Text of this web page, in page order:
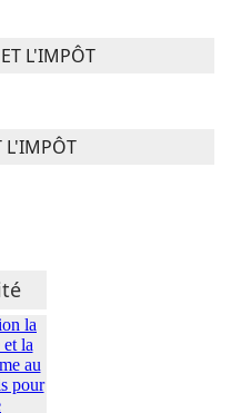
L'IMPÔT
L'IMPÔT